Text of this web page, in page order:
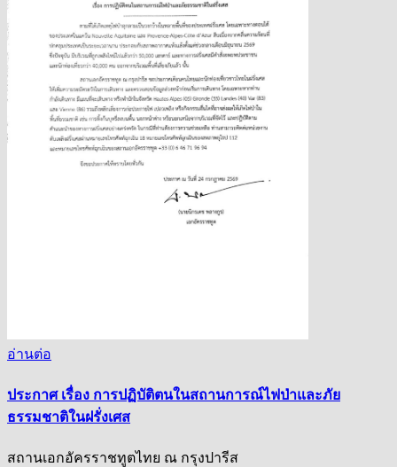
อ่านต่อ
ประกาศ เรื่อง การปฏิบัติตนในสถานการณ์ไฟป่าและภัย
ธรรมชาติในฝรั่งเศส
สถานเอกอัครราชทูตไทย ณ กรุงปารีส